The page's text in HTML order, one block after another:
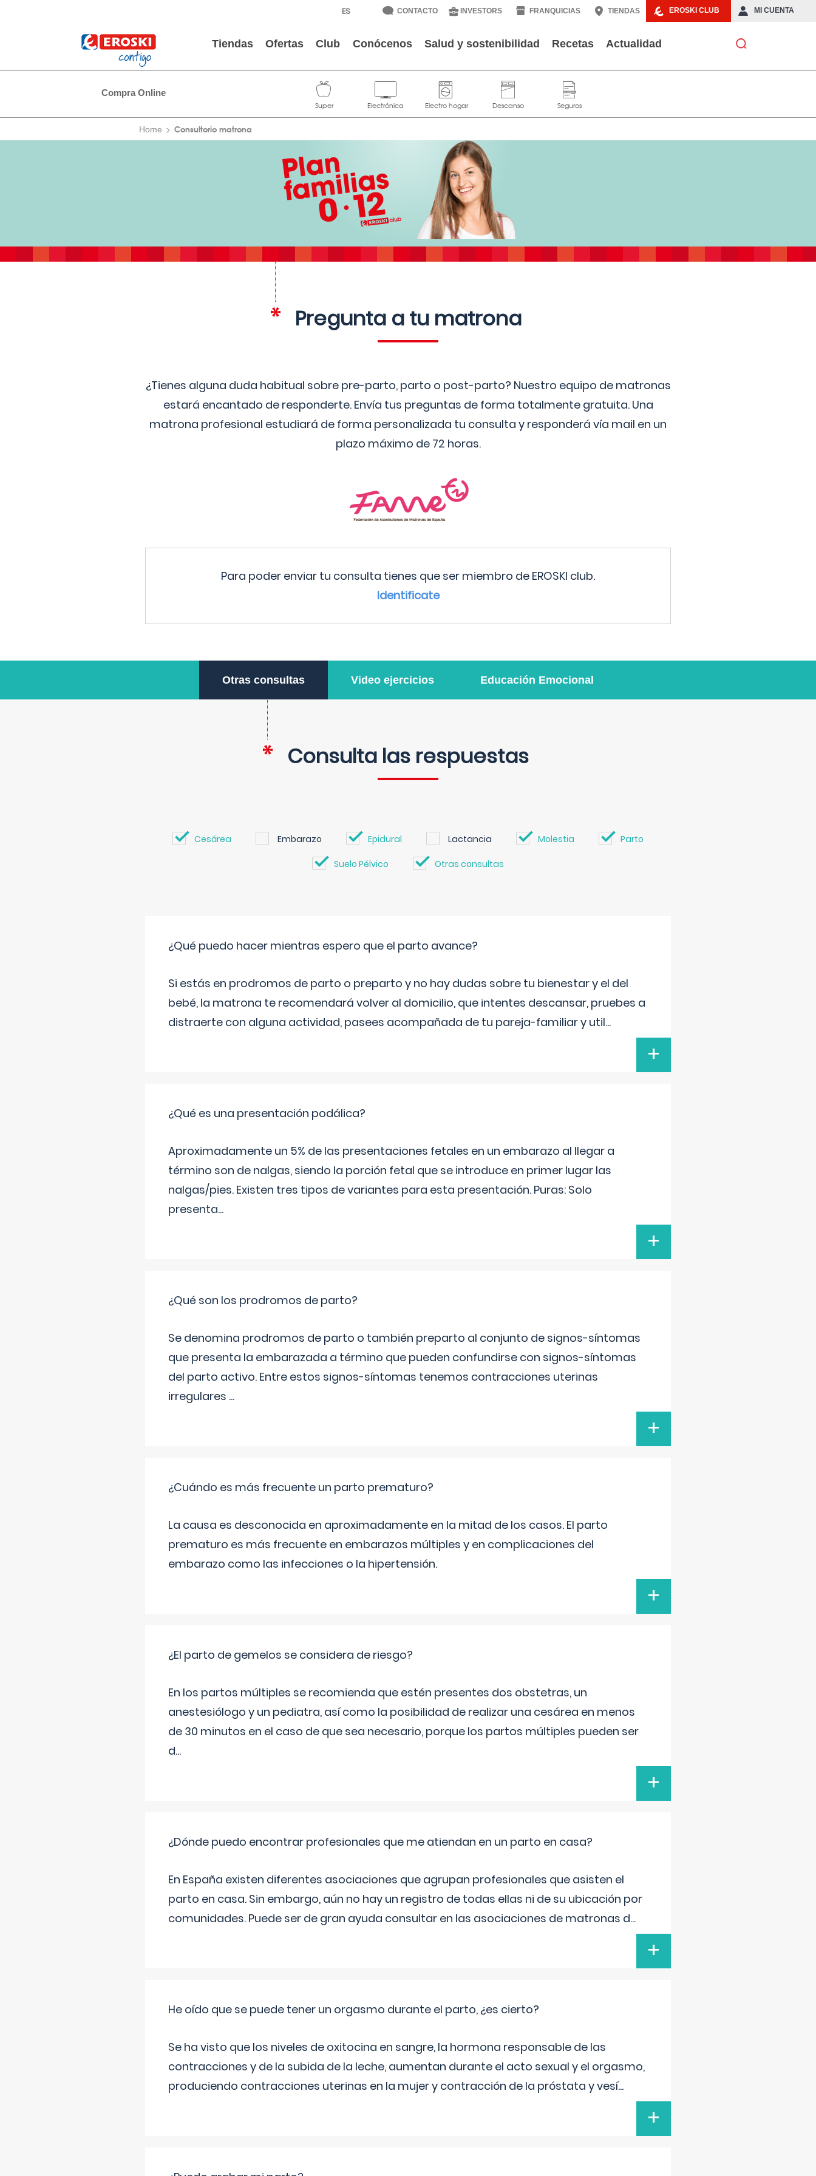
EROSKI CLUB MI CUENTA
CONTACTO INVESTORS FRANQUICIAS TIENDAS
Tiendas Ofertas Club Conócenos Salud y sostenibilidad Recetas Actualidad
Compra Online
Home Consultorio matrona
Pregunta a tu matrona
¿Tienes alguna duda habitual sobre pre-parto, parto o post-parto? Nuestro equipo de matronas
estará encantado de responderte. Envía tus preguntas de forma totalmente gratuita. Una
matrona profesional estudiará de forma personalizada tu consulta y responderá vía mail en un
plazo máximo de 72 horas.
Para poder enviar tu consulta tienes que ser miembro de EROSKI club.
Identificate
Otras consultas Video ejercicios Educación Emocional
Consulta las respuestas
Cesárea Embarazo Epidural Lactancia Molestia Parto
Suelo Pélvico Otras consultas
¿Qué puedo hacer mientras espero que el parto avance?
Si estás en prodromos de parto o preparto y no hay dudas sobre tu bienestar y el del
bebé, la matrona te recomendará volver al domicilio, que intentes descansar, pruebes a
distraerte con alguna actividad, pasees acompañada de tu pareja-familiar y util...
+
¿Qué es una presentación podálica?
Aproximadamente un 5% de las presentaciones fetales en un embarazo al llegar a
término son de nalgas, siendo la porción fetal que se introduce en primer lugar las
nalgas/pies. Existen tres tipos de variantes para esta presentación. Puras: Solo
presenta...
+
¿Qué son los prodromos de parto?
Se denomina prodromos de parto o también preparto al conjunto de signos-síntomas
que presenta la embarazada a término que pueden confundirse con signos-síntomas
del parto activo. Entre estos signos-síntomas tenemos contracciones uterinas
irregulares ...
+
¿Cuándo es más frecuente un parto prematuro?
La causa es desconocida en aproximadamente en la mitad de los casos. El parto
prematuro es más frecuente en embarazos múltiples y en complicaciones del
embarazo como las infecciones o la hipertensión.
+
¿El parto de gemelos se considera de riesgo?
En los partos múltiples se recomienda que estén presentes dos obstetras, un
anestesiólogo y un pediatra, así como la posibilidad de realizar una cesárea en menos
de 30 minutos en el caso de que sea necesario, porque los partos múltiples pueden ser
d...
+
¿Dónde puedo encontrar profesionales que me atiendan en un parto en casa?
En España existen diferentes asociaciones que agrupan profesionales que asisten el
parto en casa. Sin embargo, aún no hay un registro de todas ellas ni de su ubicación por
comunidades. Puede ser de gran ayuda consultar en las asociaciones de matronas d...
+
He oído que se puede tener un orgasmo durante el parto, ¿es cierto?
Se ha visto que los niveles de oxitocina en sangre, la hormona responsable de las
contracciones y de la subida de la leche, aumentan durante el acto sexual y el orgasmo,
produciendo contracciones uterinas en la mujer y contracción de la próstata y vesí...
+